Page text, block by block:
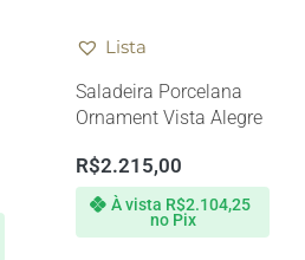
Lista
Saladeira Porcelana
Ornament Vista Alegre
R$2.215,00
À vista R$2.104,25
no Pix